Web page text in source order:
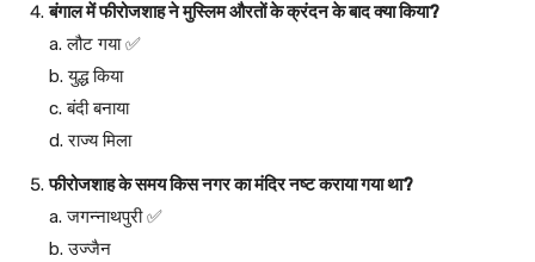
बंगाल में फीरोजशाह ने मुस्लिम औरतों के क्रंदन के बाद क्या किया?
a. लौट गया ✅
b. युद्ध किया
c. बंदी बनाया
d. राज्य मिला
फीरोजशाह के समय किस नगर का मंदिर नष्ट कराया गया था?
a. जगन्नाथपुरी ✅
b. उज्जैन